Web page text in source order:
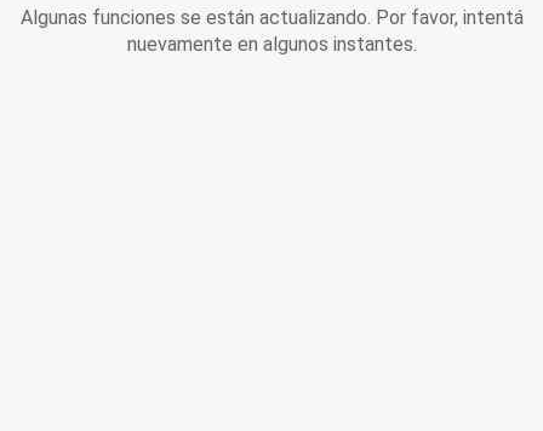
Algunas funciones se están actualizando. Por favor, intentá
nuevamente en algunos instantes.